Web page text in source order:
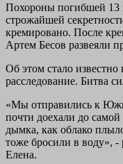
Похороны погибшей
строжайшей
кремировано. После
Артем Бесов развеяли
Об этом стало
расследование. Битва
«Мы отправились к
почти доехали до
дымка, как облако
тоже бросили в воду», -
Елена.